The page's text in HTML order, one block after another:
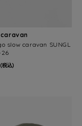
go slow caravan SUNGL
26
(税込)